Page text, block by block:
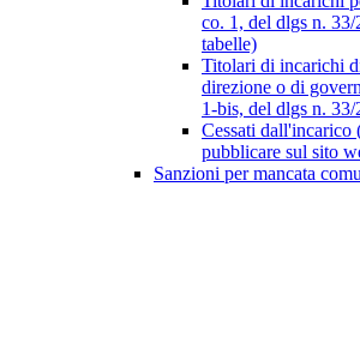
co. 1, del dlgs n.
tabelle)
Titolari di incarichi
direzione o di
1-bis, del dlgs n. 33/
Cessati dall'incarico
pubblicare sul sito
Sanzioni per mancata